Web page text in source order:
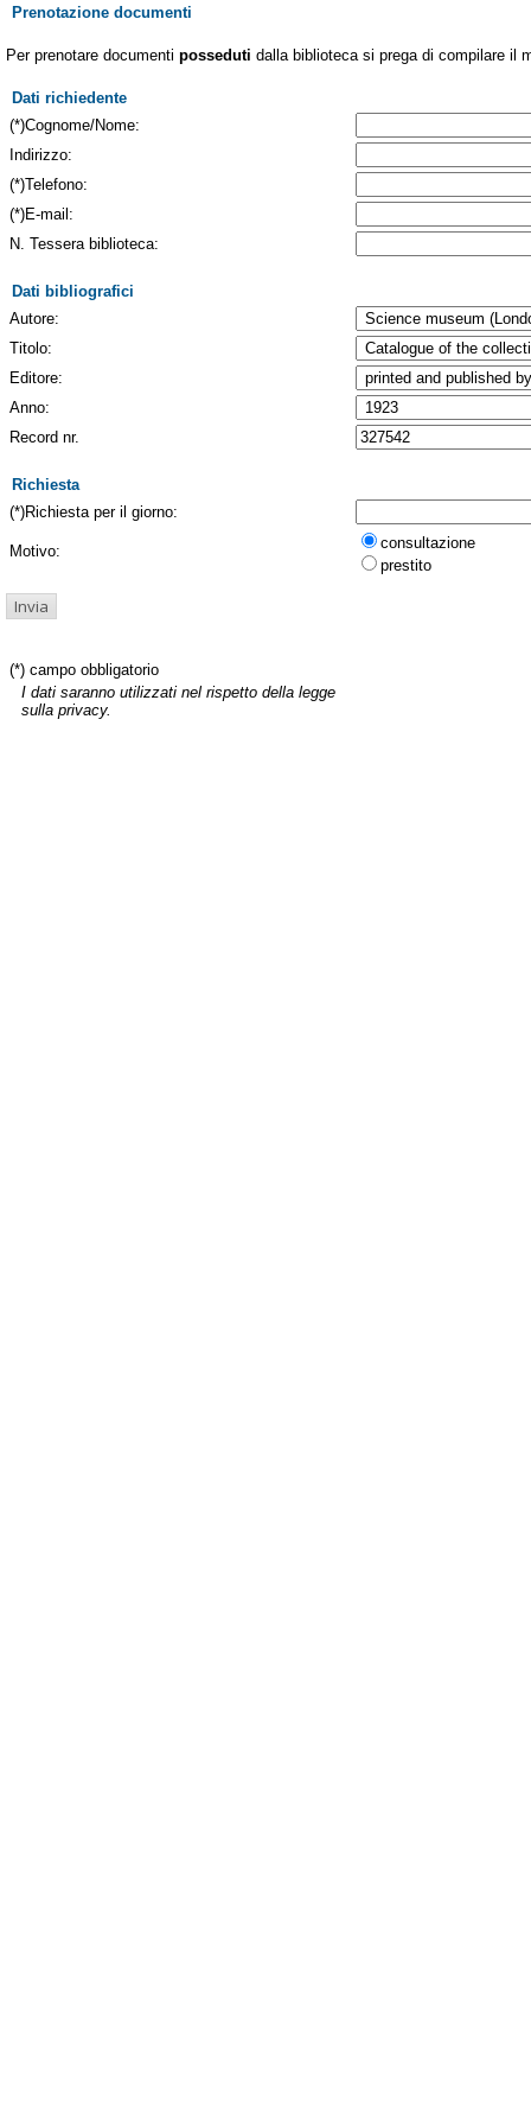
Prenotazione documenti
Per prenotare documenti posseduti dalla biblioteca si prega di compilare il
Dati richiedente
(*)Cognome/Nome:
Indirizzo:
(*)Telefono:
(*)E-mail:
N. Tessera biblioteca:
Dati bibliografici
Autore:
Titolo:
Editore:
Anno:
Record nr.
Richiesta
(*)Richiesta per il giorno:
Motivo:
consultazione
prestito
(*) campo obbligatorio
I dati saranno utilizzati nel rispetto della legge
sulla privacy.